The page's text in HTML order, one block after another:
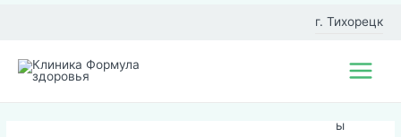
г. Тихорецк
ы
Main